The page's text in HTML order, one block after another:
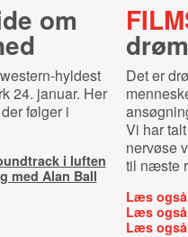
om
hyldest
24. januar. Her
følger i
i luften
med Alan Ball
Det er
Vi har
nervøse
til næste
Læs
Læs
Læs